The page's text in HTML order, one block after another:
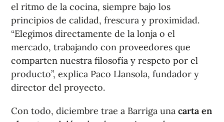
el ritmo de la cocina, siempre bajo los
principios de calidad, frescura y proximidad.
“Elegimos directamente de la lonja o el
mercado, trabajando con proveedores que
comparten nuestra filosofía y respeto por el
producto”, explica Paco Llansola, fundador y
director del proyecto.
Con todo, diciembre trae a Barriga una carta en